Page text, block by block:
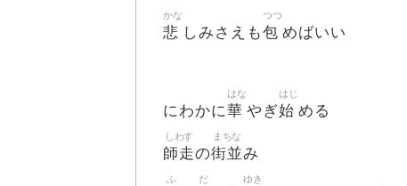
悲
かな
しみさえも包
つつ
めばいい
にわかに華
はな
やぎ始
はじ
める
師走
しわす
の街並
まちな
み
ふ だ ゆき